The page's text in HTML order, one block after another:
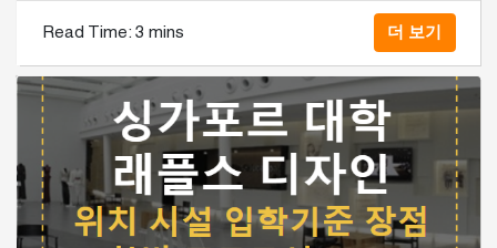
Read Time: 3 mins 더 보기